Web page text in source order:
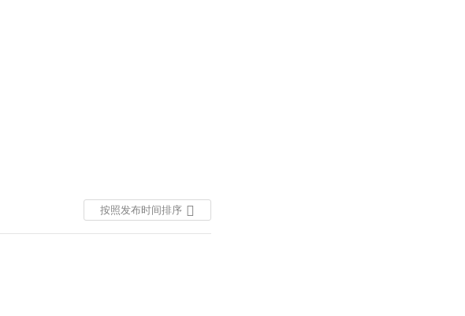
按照发布时间排序
按照发布时间排序